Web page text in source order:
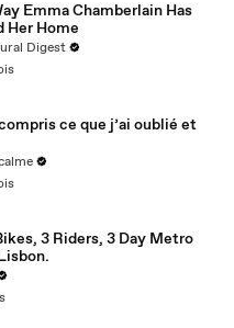
Emma Chamberlain Has
Her Home
Digest
compris ce que j’ai oublié et
3 Riders, 3 Day Metro